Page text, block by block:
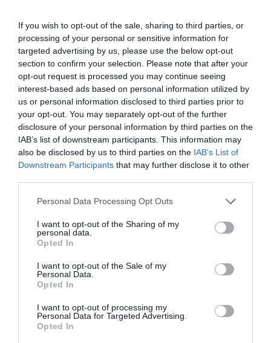
If you wish to opt-out of the sale, sharing to third parties, or
processing of your personal or sensitive information for
targeted advertising by us, please use the below opt-out
section to confirm your selection. Please note that after your
opt-out request is processed you may continue seeing
interest-based ads based on personal information utilized by
us or personal information disclosed to third parties prior to
your opt-out. You may separately opt-out of the further
disclosure of your personal information by third parties on the
IAB’s list of downstream participants. This information may
also be disclosed by us to third parties on the IAB’s List of
Downstream Participants that may further disclose it to other
Personal Data Processing Opt Outs
I want to opt-out of the Sharing of my
personal data.
Opted In
I want to opt-out of the Sale of my
Personal Data.
Opted In
I want to opt-out of processing my
Personal Data for Targeted Advertising.
Opted In
Η «Αλεξάνδρεια»
στο θέατρο
Παλλάς | Κριτική
Θεάτρου
Μια
απολαυστική
«Λοκαντιέρα»
διά χειρός…
Κακλέα | Κριτική
Θεάτρου
ΘΕΑΤΡΟ - ΧΟΡΟΣ / ΚΡΙΤΙΚΕΣ -
Η «Αστόρια»
στην Αθήνα σε
σκηνοθεσία
Βασίλη
Μαυρογεωργίου |
Ο «Κος Ζυλ»
Θέατρο Πόρτα |
Κριτική Θεάτρου